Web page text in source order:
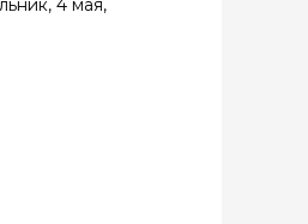
4 мая,